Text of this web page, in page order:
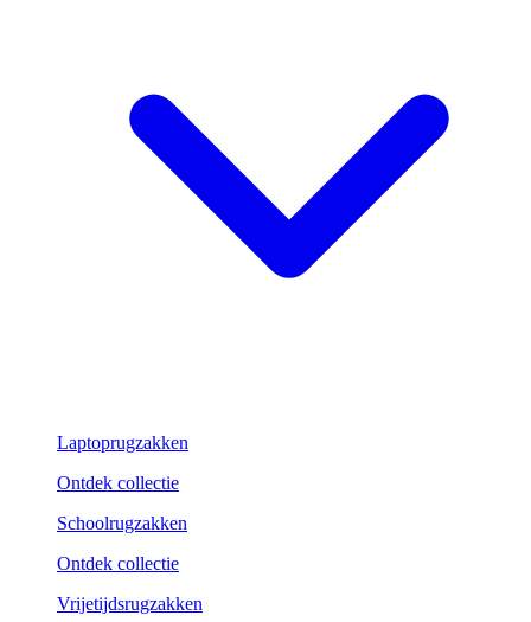
Laptoprugzakken
Ontdek collectie
Schoolrugzakken
Ontdek collectie
Vrijetijdsrugzakken